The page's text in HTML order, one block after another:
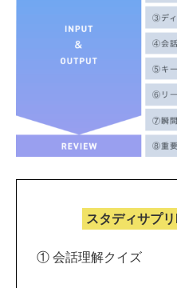
スタディサプ
① 会話理解クイズ